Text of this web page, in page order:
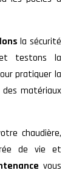
la sécurité
testons la
pratiquer la
des matériaux
chaudière,
de vie et
vous